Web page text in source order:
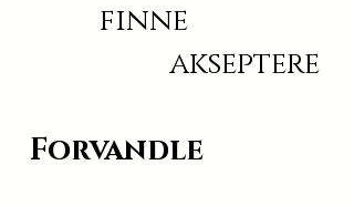
finne
akseptere
Forvandle